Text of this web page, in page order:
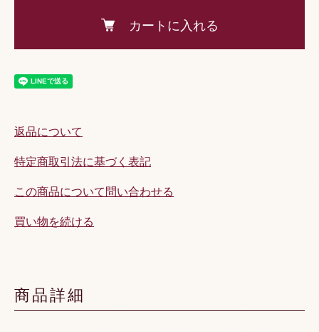
カートに入れる
返品について
特定商取引法に基づく表記
この商品について問い合わせる
買い物を続ける
商品詳細